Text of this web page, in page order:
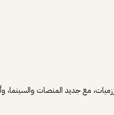
مع جديد المنصات والسينما،